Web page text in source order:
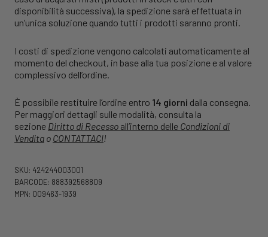
disponibilità successiva), la spedizione sarà effettuata in
un’unica soluzione quando tutti i prodotti saranno pronti.
I costi di spedizione vengono calcolati automaticamente al
momento del checkout, in base alla tua posizione e al valore
complessivo dell’ordine.
È possibile restituire l’ordine entro 14 giorni dalla consegna.
Per maggiori dettagli sulle modalità, consulta la
sezione Diritto di Recesso all’interno delle Condizioni di
Vendita o CONTATTACI!
SKU: 424244003001
BARCODE: 888392568809
MPN: OO9463-1939